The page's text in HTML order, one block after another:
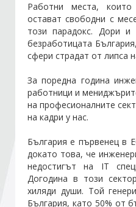
Дейности
Арбитражен съд
Проекти
Членове
Стани член
Работни места,
остават свободни с
този парадокс. Дори и
безработицата
сфери страдат от липса
За поредна година
работници и
на професионалните
на кадри у нас.
България е първенец в
докато това, че
недостигът на IT
Догодина в този
хиляди души. Той
България, като 50% от